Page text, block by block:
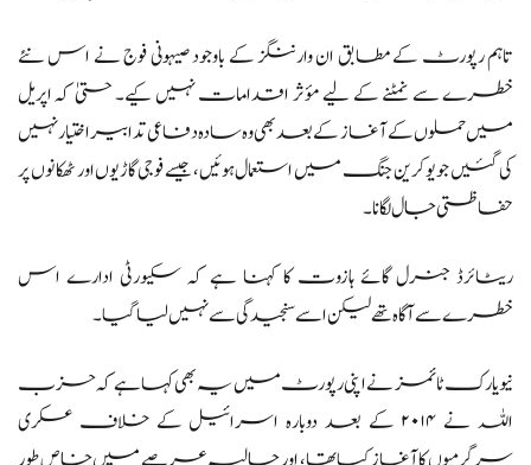
تاہم رپورٹ کے مطابق ان وارننگز کے باوجود صیہونی فوج نے اس نئے
خطرے سے نمٹنے کے لیے مؤثر اقدامات نہیں کیے۔ حتیٰ کہ اپریل
میں حملوں کے آغاز کے بعد بھی وہ سادہ دفاعی تدابیر اختیار نہیں
کی گئیں جو یوکرین جنگ میں استعمال ہوئیں، جیسے فوجی گاڑیوں اور ٹھکانوں پر
حفاظتی جال لگانا۔
ریٹائرڈ جنرل گائے ہازوت کا کہنا ہے کہ سکیورٹی ادارے اس
خطرے سے آگاہ تھے لیکن اسے سنجیدگی سے نہیں لیا گیا۔
نیویارک ٹائمز نے اپنی رپورٹ میں یہ بھی کہا ہے کہ حزب
اللہ نے ۲۰۱۴ کے بعد دوبارہ اسرائیل کے خلاف عسکری